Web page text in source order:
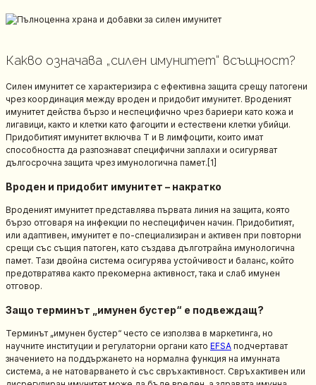
Какво означава „силен имунитет“ всъщност?
Силен имунитет се характеризира с ефективна защита срещу патогени
чрез координация между вроден и придобит имунитет. Вроденият
имунитет действа бързо и неспецифично чрез бариери като кожа и
лигавици, както и клетки като фагоцити и естествени клетки убийци.
Придобитият имунитет включва T и B лимфоцити, които имат
способността да разпознават специфични заплахи и осигуряват
дългосрочна защита чрез имунологична памет.[1]
Вроден и придобит имунитет – накратко
Вроденият имунитет представлява първата линия на защита, която
бързо отговаря на инфекции по неспецифичен начин. Придобитият,
или адаптивен, имунитет е по-специализиран и активен при повторни
срещи със същия патоген, като създава дълготрайна имунологична
памет. Тази двойна система осигурява устойчивост и баланс, който
предотвратява както прекомерна активност, така и слаб имунен
отговор.
Защо терминът „имунен бустер“ е подвеждащ?
Терминът „имунен бустер“ често се използва в маркетинга, но
научните институции и регулаторни органи като EFSA подчертават
значението на поддържането на нормална функция на имунната
система, а не натоварването ѝ със свръхактивност. Свръхактивен или